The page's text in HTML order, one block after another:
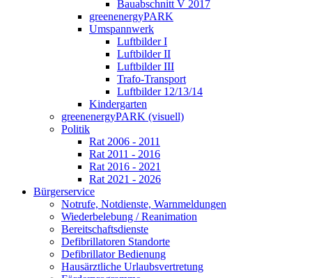
Bauabschnitt V 2017
greenenergyPARK
Umspannwerk
Luftbilder I
Luftbilder II
Luftbilder III
Trafo-Transport
Luftbilder 12/13/14
Kindergarten
greenenergyPARK (visuell)
Politik
Rat 2006 - 2011
Rat 2011 - 2016
Rat 2016 - 2021
Rat 2021 - 2026
Bürgerservice
Notrufe, Notdienste, Warnmeldungen
Wiederbelebung / Reanimation
Bereitschaftsdienste
Defibrillatoren Standorte
Defibrillator Bedienung
Hausärztliche Urlaubsvertretung